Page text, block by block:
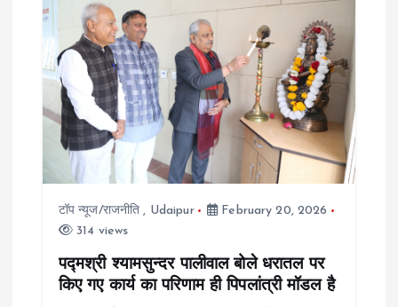
v
g
t
टॉप न्यूज/राजनीति , Udaipur
February 20, 2026
314 views
पद्मश्री श्यामसुन्दर पालीवाल बोले धरातल पर
किए गए कार्य का परिणाम ही पिपलांत्री मॉडल है